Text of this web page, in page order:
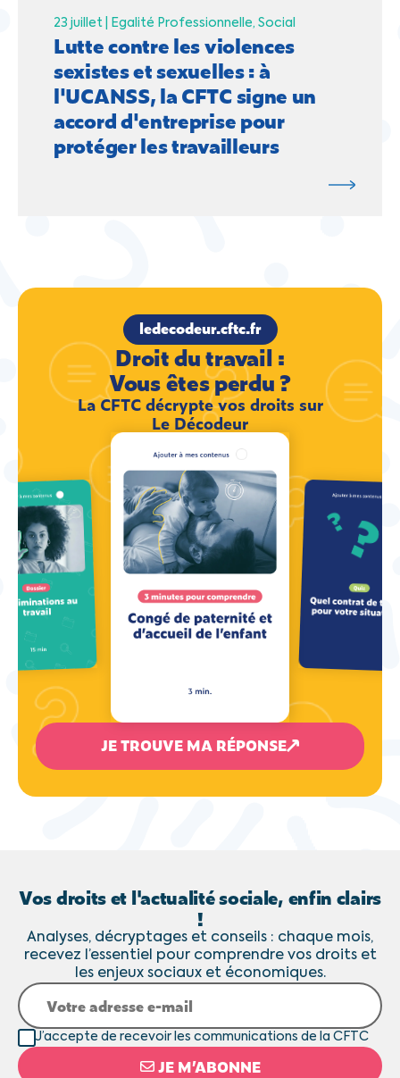
23 juillet | Egalité Professionnelle Social
Lutte contre les violences
sexistes et sexuelles : à
l'UCANSS, la CFTC signe un
accord d'entreprise pour
protéger les travailleurs
ledecodeur.cftc.fr
Droit du travail :
Vous êtes perdu ?
La CFTC décrypte vos droits sur
Le Décodeur
JE TROUVE MA RÉPONSE
Vos droits et l'actualité sociale, enfin clairs
!
Analyses, décryptages et conseils : chaque mois,
recevez l’essentiel pour comprendre vos droits et
les enjeux sociaux et économiques.
JE M’ABONNE
J’accepte de recevoir les communications de la CFTC